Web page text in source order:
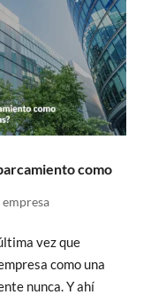
como
vez que
como una
nunca. Y ahí